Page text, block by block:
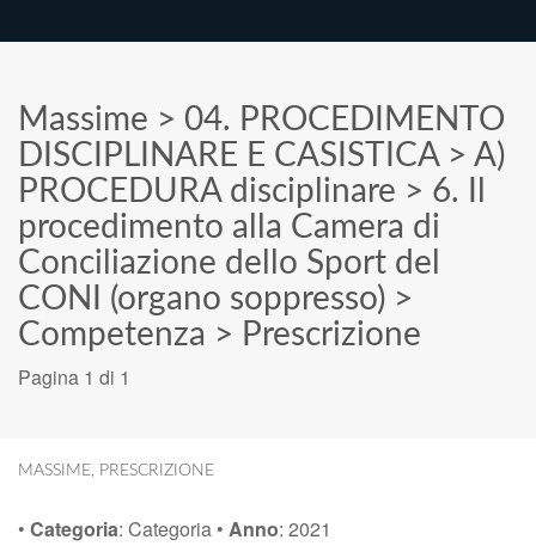
Massime > 04. PROCEDIMENTO
DISCIPLINARE E CASISTICA> A)
PROCEDURA disciplinare > 6. Il
procedimento alla Camera di
Conciliazione dello Sport del
CONI (organo soppresso) >
Competenza > Prescrizione
Pagina 1 di 1
MASSIME, PRESCRIZIONE
• Categoria: Categoria • Anno: 2021